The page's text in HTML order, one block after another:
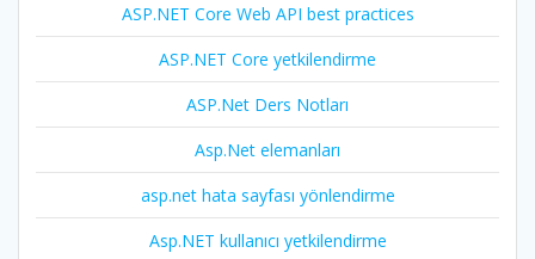
ASP.NET Core Web API best practices
ASP.NET Core yetkilendirme
ASP.Net Ders Notları
Asp.Net elemanları
asp.net hata sayfası yönlendirme
Asp.NET kullanıcı yetkilendirme